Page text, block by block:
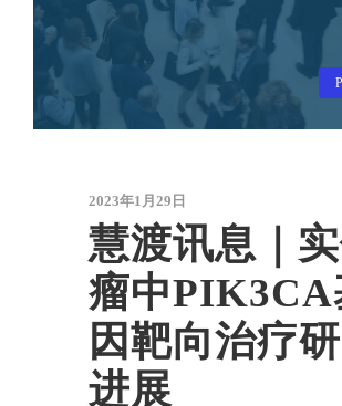
2023年1月29日
慧渡讯息｜
瘤中PIK3CA
因靶向治疗
进展